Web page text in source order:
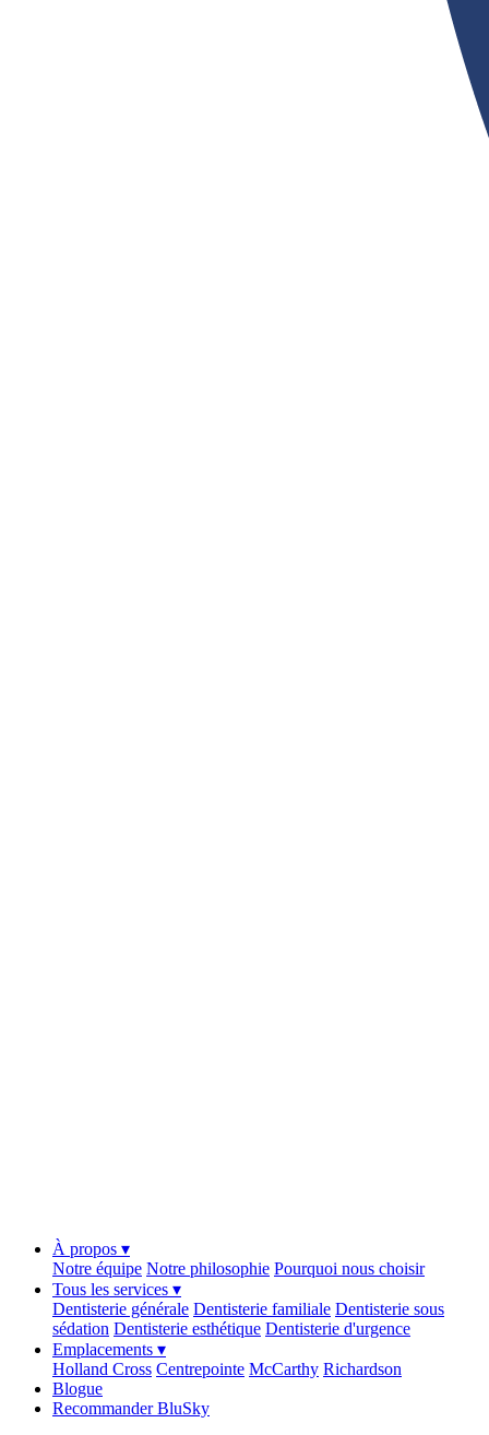
À propos ▾
Notre équipe Notre philosophie Pourquoi nous choisir
Tous les services ▾
Dentisterie générale Dentisterie familiale Dentisterie sous
sédation Dentisterie esthétique Dentisterie d'urgence
Emplacements ▾
Holland Cross Centrepointe McCarthy Richardson
Blogue
Recommander BluSky